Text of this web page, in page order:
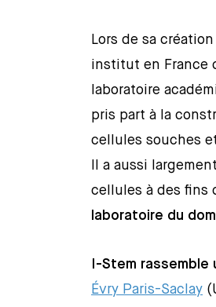
Lors de sa
institut en France
laboratoire
pris part à la
cellules souches
Il a aussi
cellules à des fins
laboratoire du
I-Stem
Évry Paris-Saclay